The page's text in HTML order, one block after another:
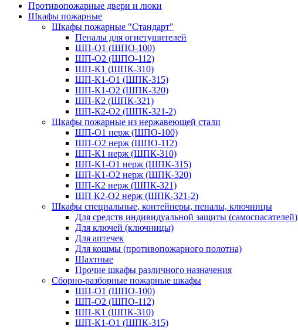
Противопожарные двери и люки
Шкафы пожарные
Шкафы пожарные "Стандарт"
Пеналы для огнетушителей
ШП-О1 (ШПО-100)
ШП-О2 (ШПО-112)
ШП-К1 (ШПК-310)
ШП-К1-О1 (ШПК-315)
ШП-К1-О2 (ШПК-320)
ШП-К2 (ШПК-321)
ШП-К2-О2 (ШПК-321-2)
Шкафы пожарные из нержавеющей стали
ШП-О1 нерж (ШПО-100)
ШП-О2 нерж (ШПО-112)
ШП-К1 нерж (ШПК-310)
ШП-К1-О1 нерж (ШПК-315)
ШП-К1-О2 нерж (ШПК-320)
ШП-К2 нерж (ШПК-321)
ШП К2-О2 нерж (ШПК-321-2)
Шкафы специальные, контейнеры, пеналы, ключницы
Для средств индивидуальной защиты (самоспасателей)
Для ключей (ключницы)
Для аптечек
Для кошмы (противопожарного полотна)
Шахтные
Прочие шкафы различного назначения
Сборно-разборные пожарные шкафы
ШП-О1 (ШПО-100)
ШП-О2 (ШПО-112)
ШП-К1 (ШПК-310)
ШП-К1-О1 (ШПК-315)